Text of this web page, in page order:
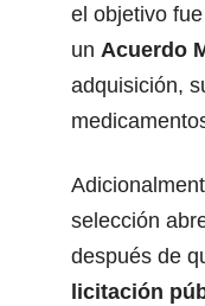
el objetivo
un Acuerdo
adquisición,
selección
después de
licitación